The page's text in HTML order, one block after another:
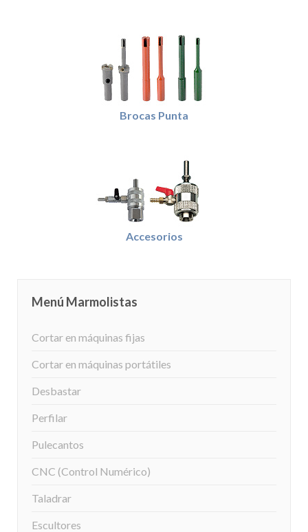
Brocas Punta
Accesorios
Menú Marmolistas
Cortar en máquinas fijas
Cortar en máquinas portátiles
Desbastar
Perfilar
Pulecantos
CNC (Control Numérico)
Taladrar
Escultores